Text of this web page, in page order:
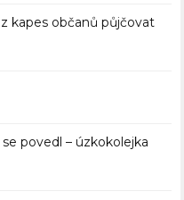
kapes občanů půjčovat
povedl – úzkokolejka